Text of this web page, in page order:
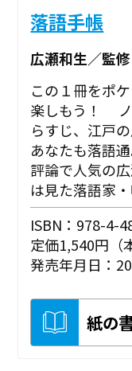
落語手帳
広瀬和生／監修
この１冊をポ
楽しもう！ ノ
らすじ、江戸
あなたも落語
評論で人気の
は見た落語家
ISBN：978-4-
定価1,540円（
発売年月日：
紙の